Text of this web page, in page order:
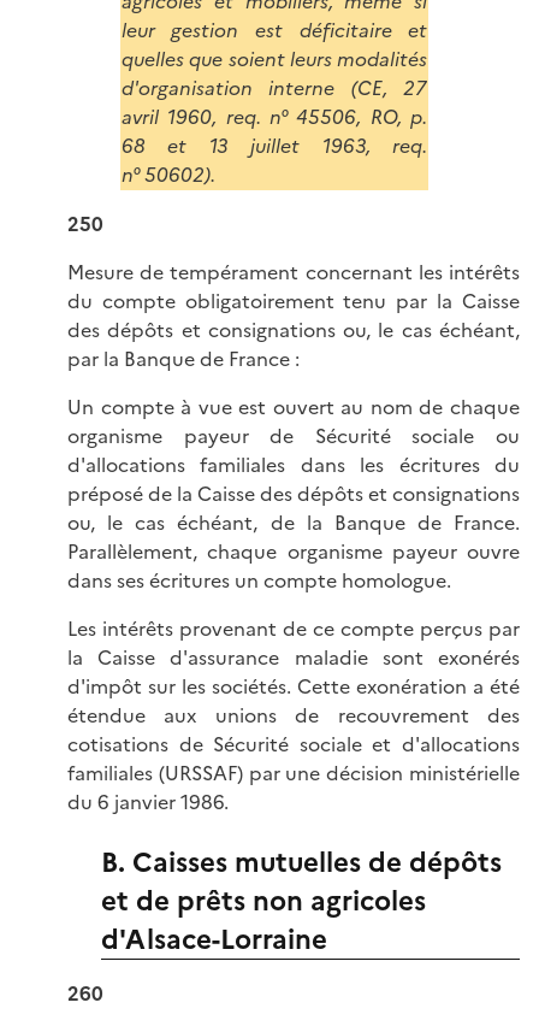
leur gestion est déficitaire et
quelles que soient leurs modalités
d'organisation interne (CE, 27
avril 1960, req. n° 45506, RO, p.
68 et 13 juillet 1963, req.
n° 50602).
250
Mesure de tempérament concernant les intérêts
du compte obligatoirement tenu par la Caisse
des dépôts et consignations ou, le cas échéant,
par la Banque de France :
Un compte à vue est ouvert au nom de chaque
organisme payeur de Sécurité sociale ou
d'allocations familiales dans les écritures du
préposé de la Caisse des dépôts et consignations
ou, le cas échéant, de la Banque de France.
Parallèlement, chaque organisme payeur ouvre
dans ses écritures un compte homologue.
Les intérêts provenant de ce compte perçus par
la Caisse d'assurance maladie sont exonérés
d'impôt sur les sociétés. Cette exonération a été
étendue aux unions de recouvrement des
cotisations de Sécurité sociale et d'allocations
familiales (URSSAF) par une décision ministérielle
du 6 janvier 1986.
B. Caisses mutuelles de dépôts
et de prêts non agricoles
d'Alsace-Lorraine
260